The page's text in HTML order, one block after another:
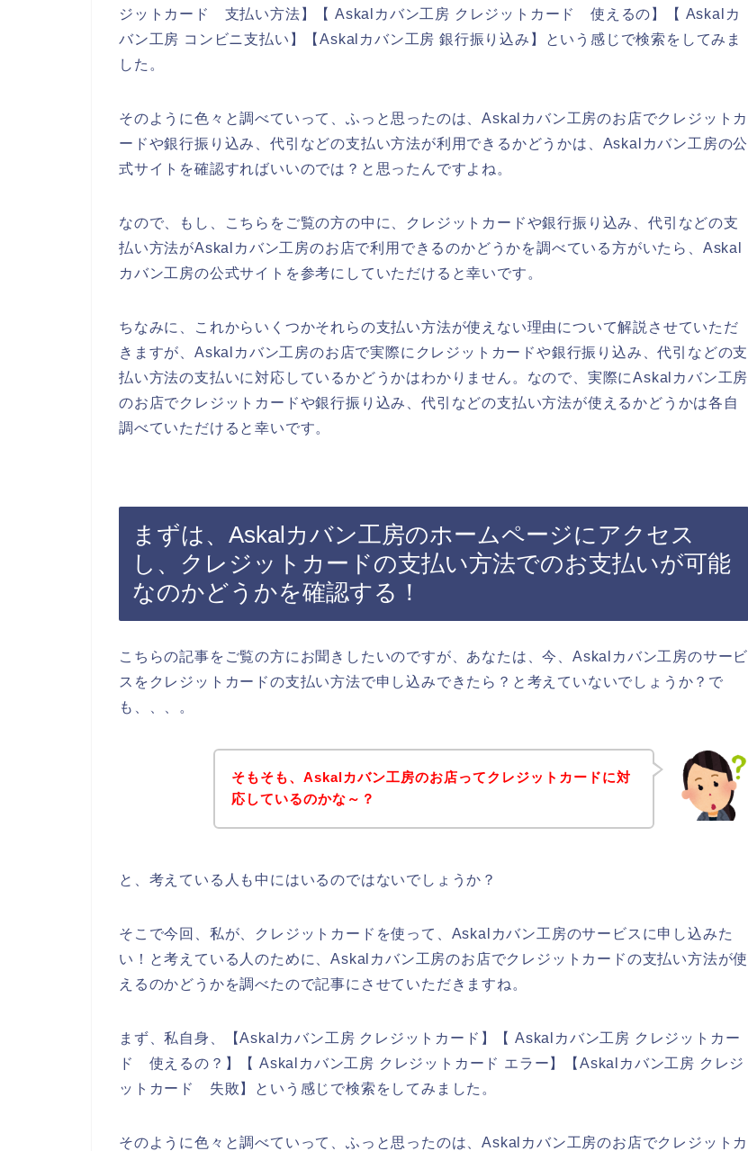
ジットカード 支払い方法】【 Askalカバン工房 クレジットカード 使えるの】【 Askalカ
バン工房 コンビニ支払い】【Askalカバン工房 銀行振り込み】という感じで検索をしてみま
した。
そのように色々と調べていって、ふっと思ったのは、Askalカバン工房のお店でクレジットカ
ードや銀行振り込み、代引などの支払い方法が利用できるかどうかは、Askalカバン工房の公
式サイトを確認すればいいのでは？と思ったんですよね。
なので、もし、こちらをご覧の方の中に、クレジットカードや銀行振り込み、代引などの支
払い方法がAskalカバン工房のお店で利用できるのかどうかを調べている方がいたら、Askal
カバン工房の公式サイトを参考にしていただけると幸いです。
ちなみに、これからいくつかそれらの支払い方法が使えない理由について解説させていただ
きますが、Askalカバン工房のお店で実際にクレジットカードや銀行振り込み、代引などの支
払い方法の支払いに対応しているかどうかはわかりません。なので、実際にAskalカバン工房
のお店でクレジットカードや銀行振り込み、代引などの支払い方法が使えるかどうかは各自
調べていただけると幸いです。
まずは、Askalカバン工房のホームページにアクセス
し、クレジットカードの支払い方法でのお支払いが可能
なのかどうかを確認する！
こちらの記事をご覧の方にお聞きしたいのですが、あなたは、今、Askalカバン工房のサービ
スをクレジットカードの支払い方法で申し込みできたら？と考えていないでしょうか？で
も、、、。
そもそも、Askalカバン工房のお店ってクレジットカードに対
応しているのかな～？
と、考えている人も中にはいるのではないでしょうか？
そこで今回、私が、クレジットカードを使って、Askalカバン工房のサービスに申し込みた
い！と考えている人のために、Askalカバン工房のお店でクレジットカードの支払い方法が使
えるのかどうかを調べたので記事にさせていただきますね。
まず、私自身、【Askalカバン工房 クレジットカード】【 Askalカバン工房 クレジットカー
ド 使えるの？】【 Askalカバン工房 クレジットカード エラー】【Askalカバン工房 クレジ
ットカード 失敗】という感じで検索をしてみました。
そのように色々と調べていって、ふっと思ったのは、Askalカバン工房のお店でクレジットカ